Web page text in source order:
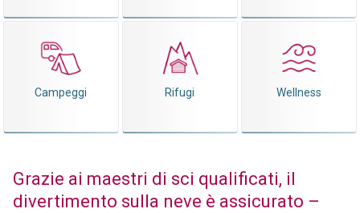
Campeggi Rifugi Wellness
Grazie ai maestri di sci qualificati, il
divertimento sulla neve è assicurato –